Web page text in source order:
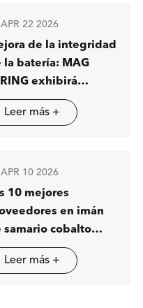
APR 22 2026
de la integridad
la batería: MAG
exhibirá
avanzadas
separación
Leer más +
APR 10 2026
10 mejores
en imán
samario cobalto
en China
Leer más +